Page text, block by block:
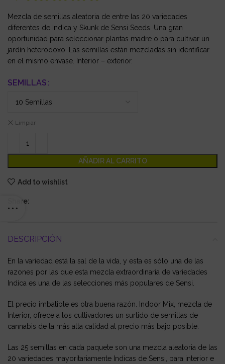
Mezcla de semillas aleatoria de entre las 20 variedades
diferentes de Indica y Skunk de Sensi Seeds. Una gran
oportunidad para seleccionar plantas madre o para cultivar un
jardín heterodoxo. Las semillas están mezcladas sin identificar
en el mismo envase. Interior – exterior.
SEMILLAS
Limpiar
AÑADIR AL CARRITO
Add to wishlist
Share:
DESCRIPCIÓN
En la variedad está la sal de la vida, y esta es sólo una de las
razones por las que esta mezcla extraordinaria de variedades
Indica es una de las selecciones más populares de Sensi.
El precio imbatible es otra buena razón. Indoor Mix, mezcla de
Interior, ofrece a los cultivadores un surtido de semillas de
cannabis de la más alta calidad al precio más bajo posible.
Las 25 semillas en cada paquete son una mezcla aleatoria de las
20 variedades mayoritariamente Indicas de Sensi, para interior e